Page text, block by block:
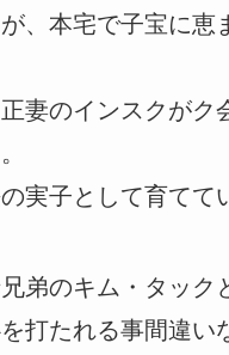
、本宅で子宝に恵
妻のインスクがク
実子として育てて
弟のキム・タック
打たれる事間違い